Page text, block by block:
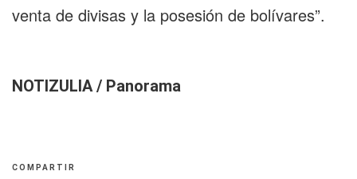
venta de divisas y la posesión de bolívares”.
NOTIZULIA / Panorama
COMPARTIR